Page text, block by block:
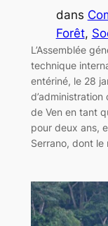
dans
Forêt,
L’Assemblée
technique
entériné, le 28
d’administration
de Ven en tant
pour deux ans,
Serrano, dont